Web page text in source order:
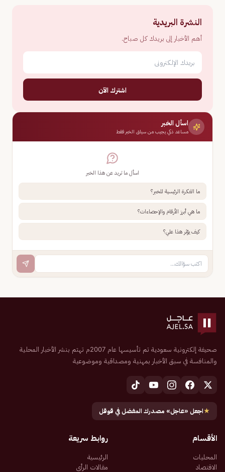
النشرة البريدية
أهم الأخبار إلى بريدك كل صباح.
اشترك الآن
اسأل الخبر
مساعد ذكي يجيب من سياق الخبر فقط
اسأل ما تريد عن هذا الخبر
ما الفكرة الرئيسية للخبر؟
ما هي أبرز الأرقام والإحصاءات؟
كيف يؤثر هذا علي؟
صحيفة إلكترونية سعودية تم تأسيسها عام 2007م تهتم بنشر الأخبار المحلية
والمنافسة في سبق الأخبار بمهنية ومصداقية وموضوعية
★اجعل «عاجل» مصدرك المفضل في قوقل
الأقسام
المحليات
الاقتصاد
روابط سريعة
الرئيسية
مقالات الرأي